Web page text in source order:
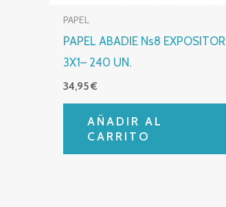
PAPEL
PAPEL ABADIE Ns8 EXPOSITOR
3X1– 240 UN.
34,95€
AÑADIR AL
CARRITO